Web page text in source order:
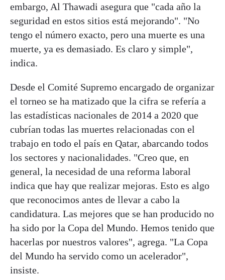
embargo, Al Thawadi asegura que "cada año la
seguridad en estos sitios está mejorando". "No
tengo el número exacto, pero una muerte es una
muerte, ya es demasiado. Es claro y simple",
indica.
Desde el Comité Supremo encargado de organizar
el torneo se ha matizado que la cifra se refería a
las estadísticas nacionales de 2014 a 2020 que
cubrían todas las muertes relacionadas con el
trabajo en todo el país en Qatar, abarcando todos
los sectores y nacionalidades. "Creo que, en
general, la necesidad de una reforma laboral
indica que hay que realizar mejoras. Esto es algo
que reconocimos antes de llevar a cabo la
candidatura. Las mejores que se han producido no
ha sido por la Copa del Mundo. Hemos tenido que
hacerlas por nuestros valores", agrega. "La Copa
del Mundo ha servido como un acelerador",
insiste.